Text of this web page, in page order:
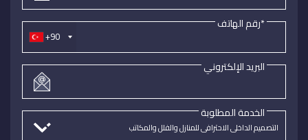
+90
*رقم الهاتف
البريد الإلكتروني
الخدمة المطلوبة